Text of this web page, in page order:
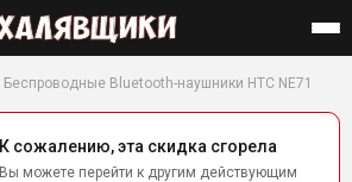
Найти
Беспроводные Bluetooth-наушники HTC NE71
К сожалению, эта скидка сгорела
Вы можете перейти к другим действующим